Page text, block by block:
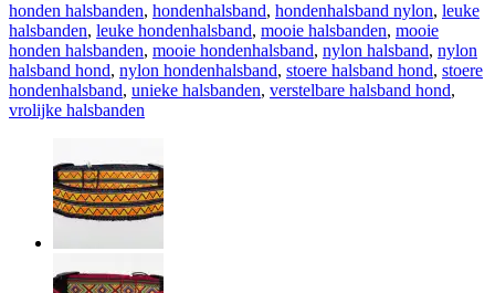
honden halsbanden, hondenhalsband, hondenhalsband nylon, leuke
halsbanden, leuke hondenhalsband, mooie halsbanden, mooie
honden halsbanden, mooie hondenhalsband, nylon halsband, nylon
halsband hond, nylon hondenhalsband, stoere halsband hond, stoere
hondenhalsband, unieke halsbanden, verstelbare halsband hond,
vrolijke halsbanden